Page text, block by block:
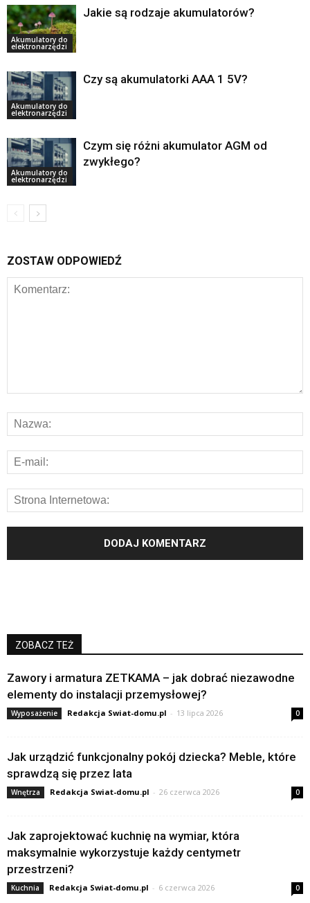
Akumulatory do
elektronarzędzi
Jakie są rodzaje akumulatorów?
Akumulatory do
elektronarzędzi
Czy są akumulatorki AAA 1 5V?
Akumulatory do
elektronarzędzi
Czym się różni akumulator AGM od
zwykłego?
ZOSTAW ODPOWIEDŹ
ZOBACZ TEŻ
Zawory i armatura ZETKAMA – jak dobrać niezawodne
elementy do instalacji przemysłowej?
Wyposażenie Redakcja Swiat-domu.pl - 13 lipca 2026 0
Jak urządzić funkcjonalny pokój dziecka? Meble, które
sprawdzą się przez lata
Wnętrza Redakcja Swiat-domu.pl - 26 czerwca 2026 0
Jak zaprojektować kuchnię na wymiar, która
maksymalnie wykorzystuje każdy centymetr
przestrzeni?
Kuchnia Redakcja Swiat-domu.pl - 6 czerwca 2026 0